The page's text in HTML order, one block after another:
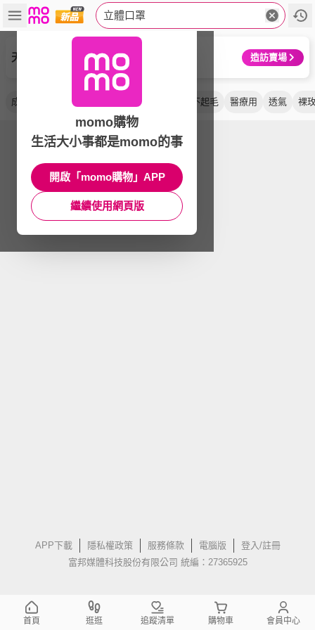
立體口罩
天天 造訪賣場
成人 u型包覆 氣密型 不起毛 醫療用 透氣 裸
APP下載 隱私權政策 服務條款 電腦版
登入/註冊
富邦媒體科技股份有限公司 統編：27365925
momo購物
生活大小事都是momo的事
開啟「momo購物」APP
繼續使用網頁版
首頁 逛逛 追蹤清單 購物車 會員中心